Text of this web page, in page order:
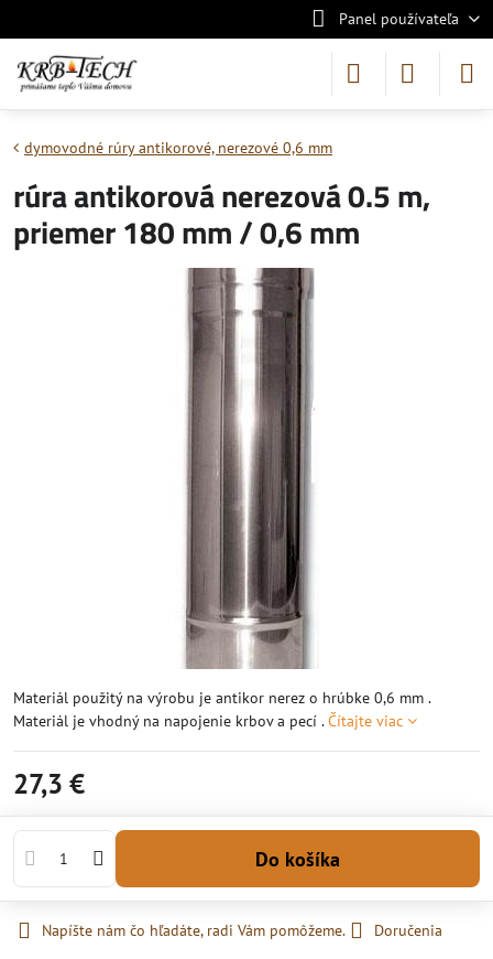
Panel používateľa
dymovodné rúry antikorové, nerezové 0,6 mm
rúra antikorová nerezová 0.5 m,
priemer 180 mm / 0,6 mm
Materiál použitý na výrobu je antikor nerez o hrúbke 0,6 mm .
Materiál je vhodný na napojenie krbov a pecí .Čítajte viac
27,3 €
Do košíka
Napíšte nám čo hľadáte, radi Vám pomôžeme.
Doručenia